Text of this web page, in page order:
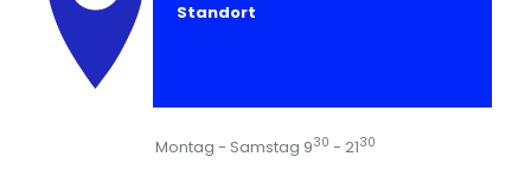
Standort
Montag - Samstag 930 - 2130